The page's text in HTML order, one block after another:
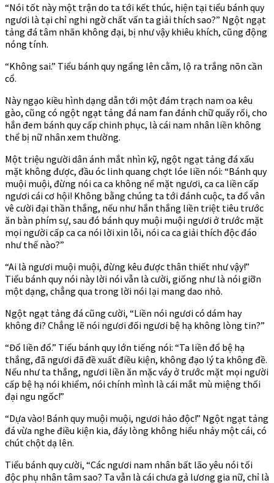
“Nói tốt này một trận do ta tới kết thúc, hiện tại tiểu bánh quy
ngươi là tại chỉ nghi ngờ chất vấn ta giải thích sao?” Ngột ngạt
tảng đá tâm nhãn không đại, bị như vậy khiêu khích, cũng động
nóng tính.
“Không sai.” Tiểu bánh quy ngẩng lên cằm, lộ ra trắng nõn cần
cổ.
Này ngạo kiều hình dạng dẫn tới một đám trạch nam oa kêu
gào, cũng có ngột ngạt tảng đá nam fan đánh chữ quấy rối, cho
hắn đem bánh quy cấp chinh phục, là cái nam nhân liền không
thể bị nữ nhân xem thường.
Một triệu người dân ánh mắt nhìn kỹ, ngột ngạt tảng đá xấu
mặt không được, đầu óc linh quang chợt lóe liền nói: “Bánh quy
muội muội, đừng nói ca ca không nể mặt ngươi, ca ca liền cấp
ngươi cái cơ hội! Không bằng chúng ta tới đánh cuộc, ta đổ vân
vê cười đại thần thắng, nếu như hắn thắng liền triệt tiêu trước
ăn bàn phím sự, sau đó bánh quy muội muội ngươi ở trước mặt
mọi người cấp ca ca nói lời xin lỗi, nói ca ca giải thích độc đáo
như thế nào?”
“Ai là ngươi muội muội, đừng kêu được thân thiết như vậy!”
Tiểu bánh quy nói này lời nói vẫn là cười, giống như là nói giỡn
một dạng, chẳng qua trong lời nói lại mang dao nhỏ.
Ngột ngạt tảng đá cũng cười, “Liền nói ngươi có dám hay
không đi? Chẳng lẽ nói ngươi đối ngươi bệ hạ không lòng tin?”
“Đổ liền đổ.” Tiểu bánh quy lớn tiếng nói: “Ta liền đổ bệ hạ
thắng, đã ngươi đã đề xuất điều kiện, không đạo lý ta không đề.
Nếu như ta thắng, ngươi liền ăn mặc váy ở trước mặt mọi người
cấp bệ hạ nói khiểm, nói chính mình là cái mắt mù miệng thối
đại ngu ngốc!”
“Dựa vào! Bánh quy muội muội, ngươi hảo độc!” Ngột ngạt tảng
đá vừa nghe điều kiện kia, đáy lòng không hiểu nhảy một cái, có
chút chột dạ lên.
Tiểu bánh quy cười, “Các ngươi nam nhân bất lão yêu nói tối
độc phụ nhân tâm sao? Ta vẫn là cái chưa gả lương gia nữ, chỉ là